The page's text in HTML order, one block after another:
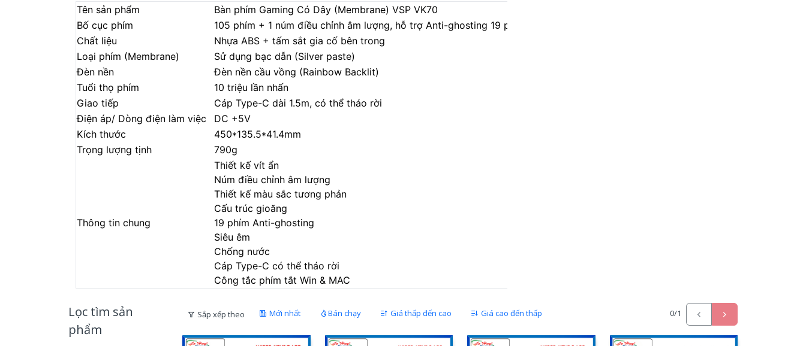
Tên sản phẩm
Bàn phím Gaming Có Dây (Membrane) VSP VK70
Bố cục phím
105 phím + 1 núm điều chỉnh âm lượng, hỗ trợ Anti-ghosting 19 phím
Chất liệu
Nhựa ABS + tấm sắt gia cố bên trong
Loại phím (Membrane)
Sử dụng bạc dẫn (Silver paste)
Đèn nền
Đèn nền cầu vồng (Rainbow Backlit)
Tuổi thọ phím
10 triệu lần nhấn
Giao tiếp
Cáp Type-C dài 1.5m, có thể tháo rời
Điện áp/ Dòng điện làm việc
DC +5V
Kích thước
450*135.5*41.4mm
Trọng lượng tịnh
790g
Thông tin chung
Thiết kế vít ẩn
Núm điều chỉnh âm lượng
Thiết kế màu sắc tương phản
Cấu trúc gioăng
19 phím Anti-ghosting
Siêu êm
Chống nước
Cáp Type-C có thể tháo rời
Công tắc phím tắt Win & MAC
Lọc tìm sản
phẩm
Sắp xếp theo Mới nhất Bán chạy Giá thấp đến cao Giá cao đến thấp 0/1